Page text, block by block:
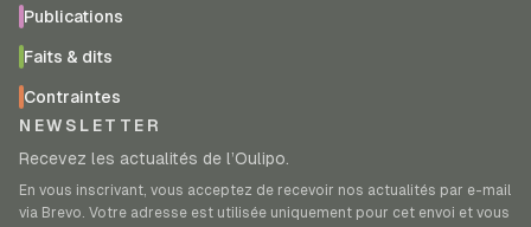
Publications
Faits & dits
Contraintes
NEWSLETTER
Recevez les actualités de l’Oulipo.
En vous inscrivant, vous acceptez de recevoir nos actualités par e-mail
via Brevo. Votre adresse est utilisée uniquement pour cet envoi et vous